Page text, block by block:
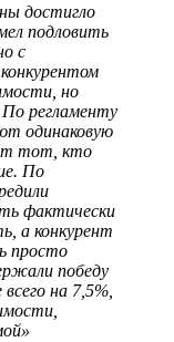
достигло
подловить
с
но
регламенту
одинаковую
тот, кто
По
фактически
а конкурент
просто
победу
на 7,5%,